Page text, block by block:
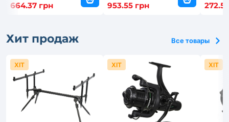
664.37 грн 953.55 грн
Хит продаж Все товары
ХІТ ХІТ ХІТ